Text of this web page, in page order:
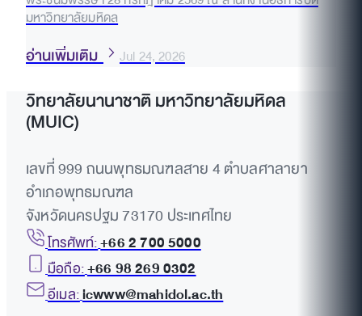
มหาวิทยาลัยมหิดล
อ่านเพิ่มเติม Jul 24, 2026
วิทยาลัยนานาชาติ มหาวิทยาลัยมหิดล
(MUIC)
เลขที่ 999 ถนนพุทธมณฑลสาย 4 ตำบลศาลายา
อำเภอพุทธมณฑล
จังหวัดนครปฐม 73170 ประเทศไทย
โทรศัพท์:+66 2 700 5000
มือถือ:+66 98 269 0302
อีเมล:icwww@mahidol.ac.th